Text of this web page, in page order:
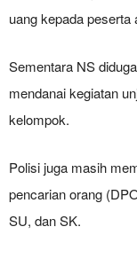
uang kepada peserta
Sementara NS
mendanai kegiatan
kelompok.
Polisi juga masih
pencarian orang
SU, dan SK.